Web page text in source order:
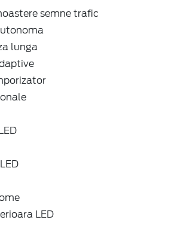
semne trafic
lunga
LED